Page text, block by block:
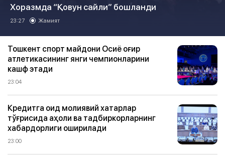
Хоразмда “Қовун сайли” бошланди
23:27 Жамият
Тошкент спорт майдони Осиё оғир
атлетикасининг янги чемпионларини
кашф этади
23:04
Кредитга оид молиявий хатарлар
тўғрисида аҳоли ва тадбиркорларнинг
хабардорлиги оширилади
23:00